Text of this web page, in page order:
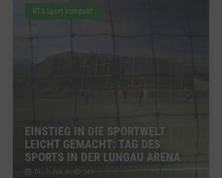
EINSTIEG IN DIE SPORTWELT
LEICHT GEMACHT: TAG DES
SPORTS IN DER LUNGAU ARENA
Di., 7. Juli // 249
RTS Sport kompakt